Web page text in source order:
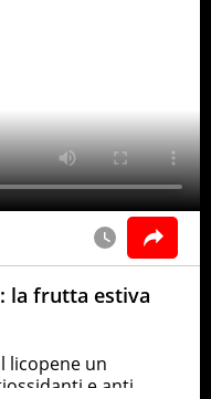
la frutta estiva
licopene un
e anti